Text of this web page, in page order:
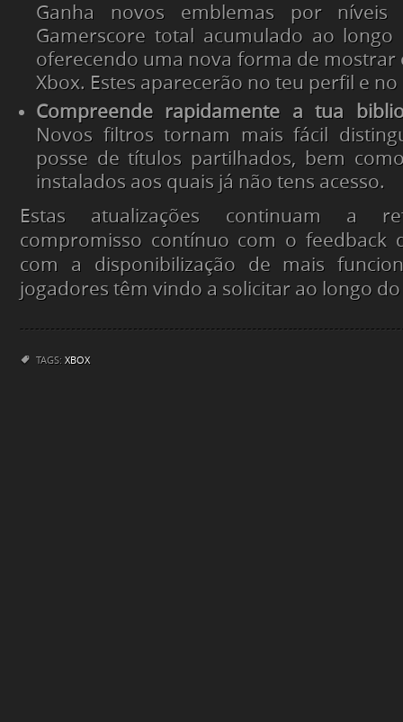
Ganha novos emblemas por
Gamerscore total acumulado ao
oferecendo uma nova forma de mostrar
Xbox. Estes aparecerão no teu perfil e no
Compreende rapidamente a tua
Novos filtros tornam mais fácil
posse de títulos partilhados, bem
instalados aos quais já não tens acesso.
Estas atualizações continuam a
compromisso contínuo com o feedback
com a disponibilização de mais
jogadores têm vindo a solicitar ao longo
TAGS: XBOX